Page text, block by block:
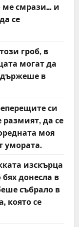
ме смрази… и
се
гроб, в
могат да
държеше в
си
да се
моя
умората.
изскърца
донесла в
събрало в
която се